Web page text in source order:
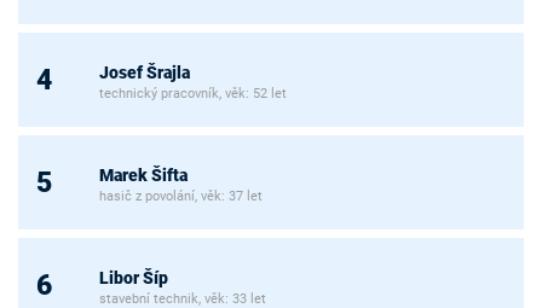
4 Josef Šrajla
technický pracovník, věk: 52 let
5 Marek Šifta
hasič z povolání, věk: 37 let
6 Libor Šíp
stavební technik, věk: 33 let